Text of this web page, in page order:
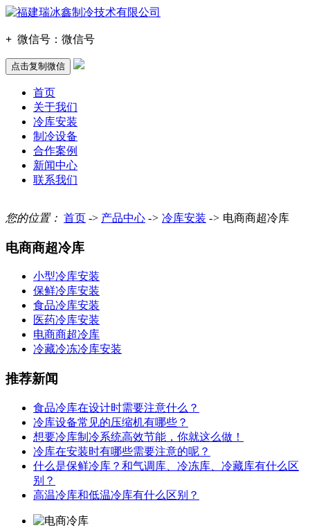
+ 微信号： 微信号
点击复制微信
首页
关于我们
冷库安装
制冷设备
合作案例
新闻中心
联系我们
您的位置： 首页 -> 产品中心 -> 冷库安装 -> 电商商超冷库
电商商超冷库
小型冷库安装
保鲜冷库安装
食品冷库安装
医药冷库安装
电商商超冷库
冷藏冷冻冷库安装
推荐新闻
食品冷库在设计时需要注意什么？
冷库设备常见的压缩机有哪些？
想要冷库制冷系统高效节能，你就这么做！
冷库在安装时有哪些需要注意的呢？
什么是保鲜冷库？和气调库、冷冻库、冷藏库有什么区
别？
高温冷库和低温冷库有什么区别？